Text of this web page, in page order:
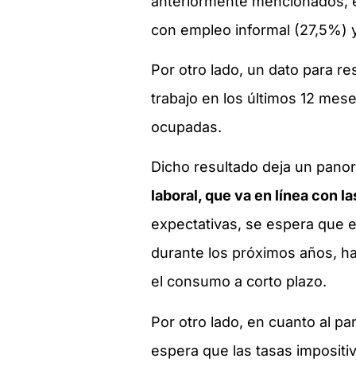
con empleo informal (27,5%)
Por otro lado, un dato para
trabajo en los últimos 12
ocupadas.
Dicho resultado deja un
laboral, que va en línea con
expectativas, se espera que
durante los próximos años,
el consumo a corto plazo.
Por otro lado, en cuanto al
espera que las tasas